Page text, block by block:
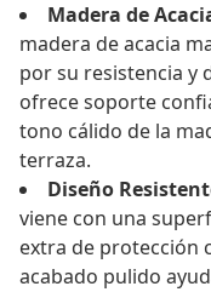
Madera de
madera de acacia
por su resistencia y
ofrece soporte
tono cálido de la
terraza.
Diseño
viene con una
extra de protección
acabado pulido